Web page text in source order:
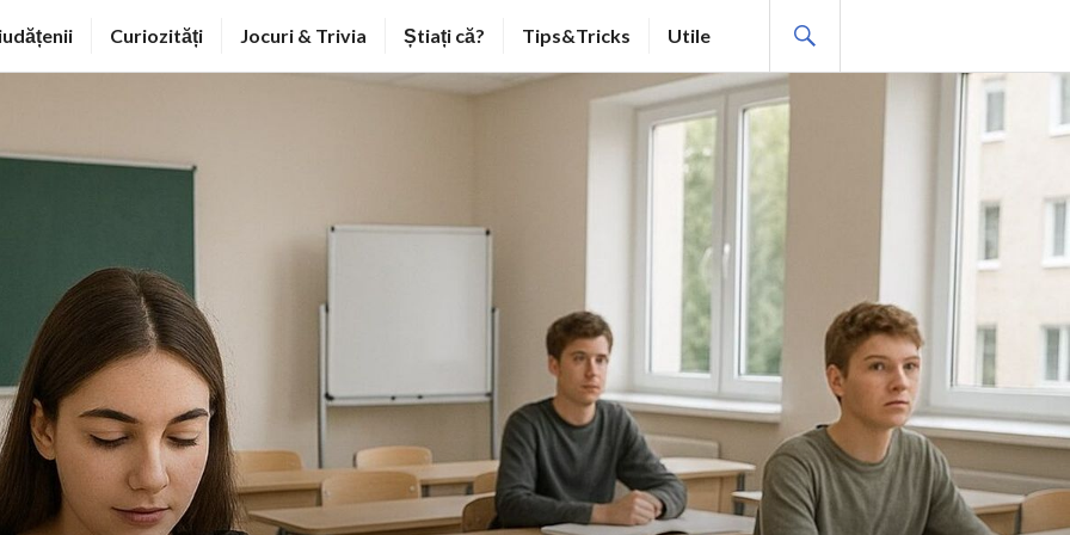
Curiozități Jocuri & Trivia Știați că? Tips&Tricks Utile